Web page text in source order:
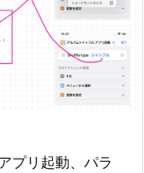
プリ起動、パラ